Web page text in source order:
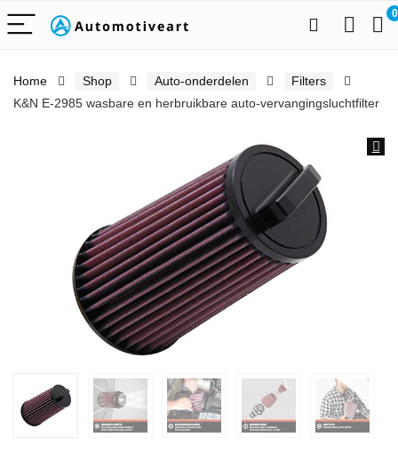
0
Home Shop Auto-onderdelen
Filters
K&N E-2985 wasbare en herbruikbare auto-vervangingsluchtfilter